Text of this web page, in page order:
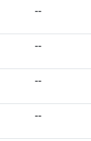
--
--
--
--